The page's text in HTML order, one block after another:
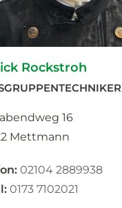
Rockstroh
16
Mettmann
02104 2889938
0173 7102021